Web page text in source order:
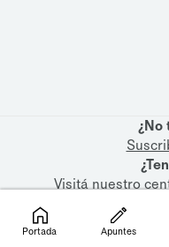
¿No
Visitá nuestro
Portada Apuntes